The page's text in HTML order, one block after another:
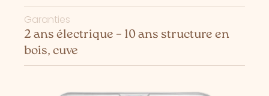
Garanties
2 ans électrique – 10 ans structure en
bois, cuve